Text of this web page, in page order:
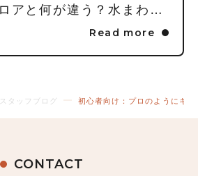
クッションフロアと何が違う？水まわりの床に「フロアタイル」を推す理由
Read more
スタッフブログ 初心者向け：プロのようにキ
CONTACT